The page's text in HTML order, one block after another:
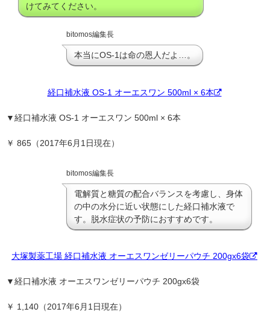
けてみてください。
bitomos編集長
本当にOS-1は命の恩人だよ…。
経口補水液 OS-1 オーエスワン 500ml × 6本
▼経口補水液 OS-1 オーエスワン 500ml × 6本
￥ 865（2017年6月1日現在）
bitomos編集長
電解質と糖質の配合バランスを考慮し、身体
の中の水分に近い状態にした経口補水液で
す。脱水症状の予防におすすめです。
大塚製薬工場 経口補水液 オーエスワンゼリーパウチ 200gx6袋
▼経口補水液 オーエスワンゼリーパウチ 200gx6袋
￥ 1,140（2017年6月1日現在）